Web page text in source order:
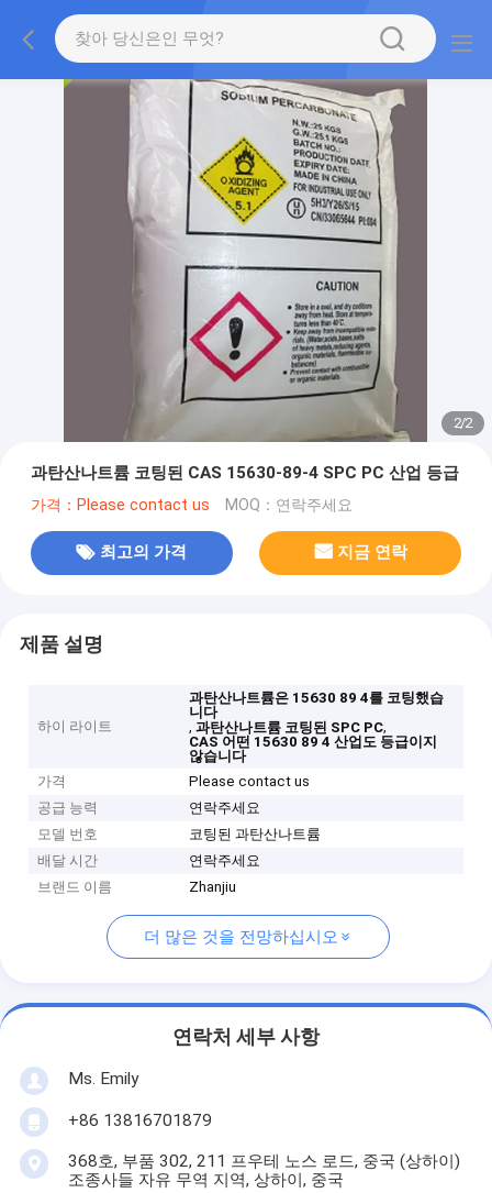
2/2
과탄산나트륨 코팅된 CAS 15630-89-4 SPC PC 산업 등급
가격：Please contact us MOQ：연락주세요
최고의 가격 지금 연락
제품 설명
하이 라이트
과탄산나트륨은 15630 89 4를 코팅했습
니다
,과탄산나트륨 코팅된 SPC PC,
CAS 어떤 15630 89 4 산업도 등급이지
않습니다
가격
Please contact us
공급 능력
연락주세요
모델 번호
코팅된 과탄산나트륨
배달 시간
연락주세요
브랜드 이름
Zhanjiu
더 많은 것을 전망하십시오
연락처 세부 사항
Ms. Emily
+86 13816701879
368호, 부품 302, 211 프우테 노스 로드, 중국 (상하이)
조종사들 자유 무역 지역, 상하이, 중국